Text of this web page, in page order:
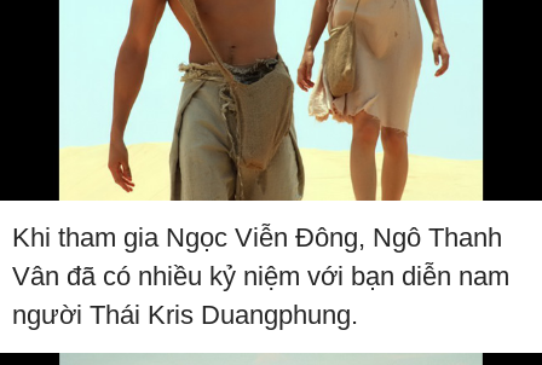
Khi tham gia Ngọc Viễn Đông, Ngô Thanh
Vân đã có nhiều kỷ niệm với bạn diễn nam
người Thái Kris Duangphung.